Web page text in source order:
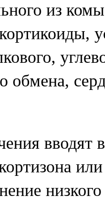
из
обмена,
вводят